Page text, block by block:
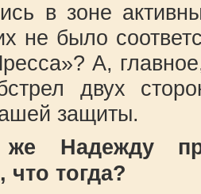
в зоне
не было
А,
двух
защиты.
Надежду
что тогда?